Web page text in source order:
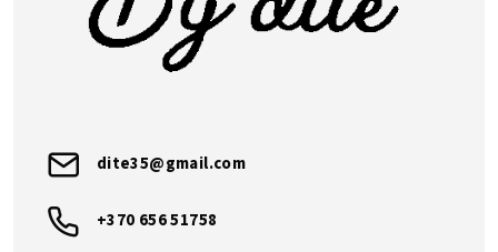
dite35@gmail.com
+370 656 51758